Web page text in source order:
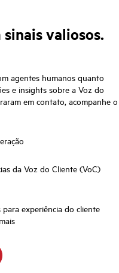
valiosos.
agentes humanos quanto
e insights sobre a Voz do
em contato, acompanhe o
da Voz do Cliente (VoC)
experiência do cliente